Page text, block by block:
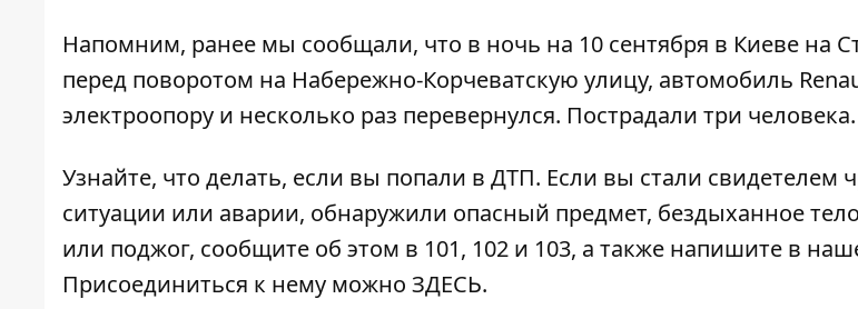
Напомним, ранее мы сообщали, что в ночь на 10 сентября в Киеве на
перед поворотом на Набережно-Корчеватскую улицу, автомобиль
электроопору и несколько раз перевернулся. Пострадали три человека.
Узнайте, что делать, если вы попали в ДТП. Если вы стали свидетелем
ситуации или аварии, обнаружили опасный предмет, бездыханное
или поджог, сообщите об этом в 101, 102 и 103, а также напишите в
Присоединиться к нему можно ЗДЕСЬ.